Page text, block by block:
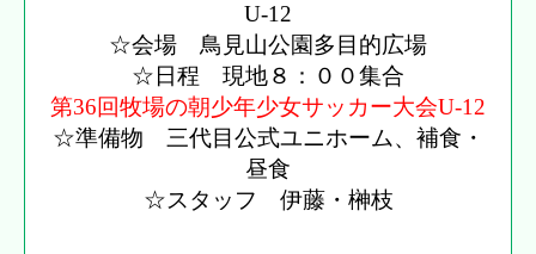
U-12
☆会場 鳥見山公園多目的広場
☆日程 現地８：００集合
第36回牧場の朝少年少女サッカー大会U-12
☆準備物 三代目公式ユニホーム、補食・
昼食
☆スタッフ 伊藤・榊枝